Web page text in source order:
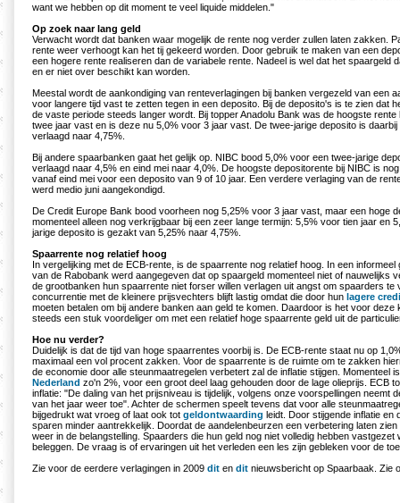
want we hebben op dit moment te veel liquide middelen."
Op zoek naar lang geld
Verwacht wordt dat banken waar mogelijk de rente nog verder zullen laten zakken.
rente weer verhoogt kan het tij gekeerd worden. Door gebruik te maken van een
een hogere rente realiseren dan de variabele rente. Nadeel is wel dat het spaargeld
en er niet over beschikt kan worden.
Meestal wordt de aankondiging van renteverlagingen bij banken vergezeld van een
voor langere tijd vast te zetten tegen in een deposito. Bij de deposito's is te zien dat
de vaste periode steeds langer wordt. Bij topper Anadolu Bank was de hoogste rente
twee jaar vast en is deze nu 5,0% voor 3 jaar vast. De twee-jarige deposito is
verlaagd naar 4,75%.
Bij andere spaarbanken gaat het gelijk op. NIBC bood 5,0% voor een twee-jarige
verlaagd naar 4,5% en eind mei naar 4,0%. De hoogste depositorente bij NIBC is
vanaf eind mei voor een deposito van 9 of 10 jaar. Een verdere verlaging van de
werd medio juni aangekondigd.
De Credit Europe Bank bood voorheen nog 5,25% voor 3 jaar vast, maar een hoge
momenteel alleen nog verkrijgbaar bij een zeer lange termijn: 5,5% voor tien jaar en
jarige deposito is gezakt van 5,25% naar 4,75%.
Spaarrente nog relatief hoog
In vergelijking met de ECB-rente, is de spaarrente nog relatief hoog. In een
van de Rabobank werd aangegeven dat op spaargeld momenteel niet of nauwelijks
de grootbanken hun spaarrente niet forser willen verlagen uit angst om spaarders te
concurrentie met de kleinere prijsvechters blijft lastig omdat die door hun lagere
moeten betalen om bij andere banken aan geld te komen. Daardoor is het voor deze
steeds een stuk voordeliger om met een relatief hoge spaarrente geld uit de
Hoe nu verder?
Duidelijk is dat de tijd van hoge spaarrentes voorbij is. De ECB-rente staat nu op
maximaal een vol procent zakken. Voor de spaarrente is de ruimte om te zakken
de economie door alle steunmaatregelen verbetert zal de inflatie stijgen. Momenteel
Nederland zo'n 2%, voor een groot deel laag gehouden door de lage olieprijs. ECB
inflatie: "De daling van het prijsniveau is tijdelijk, volgens onze voorspellingen neemt
van het jaar weer toe". Achter de schermen speelt tevens dat voor alle
bijgedrukt wat vroeg of laat ook tot geldontwaarding leidt. Door stijgende inflatie en
sparen minder aantrekkelijk. Doordat de aandelenbeurzen een verbetering laten
weer in de belangstelling. Spaarders die hun geld nog niet volledig hebben vastgezet
beleggen. De vraag is of ervaringen uit het verleden een les zijn gebleken voor de
Zie voor de eerdere verlagingen in 2009 dit en dit nieuwsbericht op Spaarbaak. Zie